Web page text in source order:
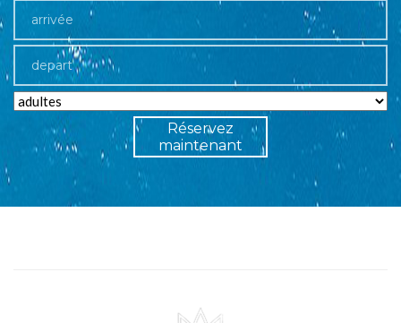
Réservez
maintenant